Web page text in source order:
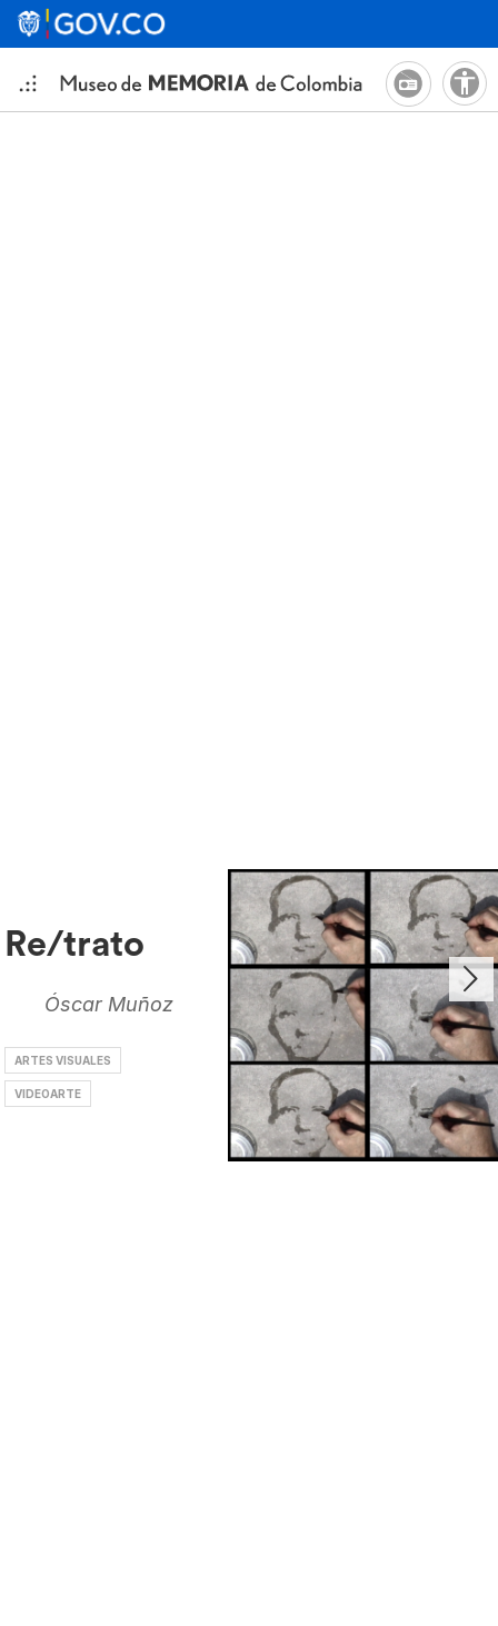
Re/trato
Óscar Muñoz
ARTES VISUALES
VIDEOARTE